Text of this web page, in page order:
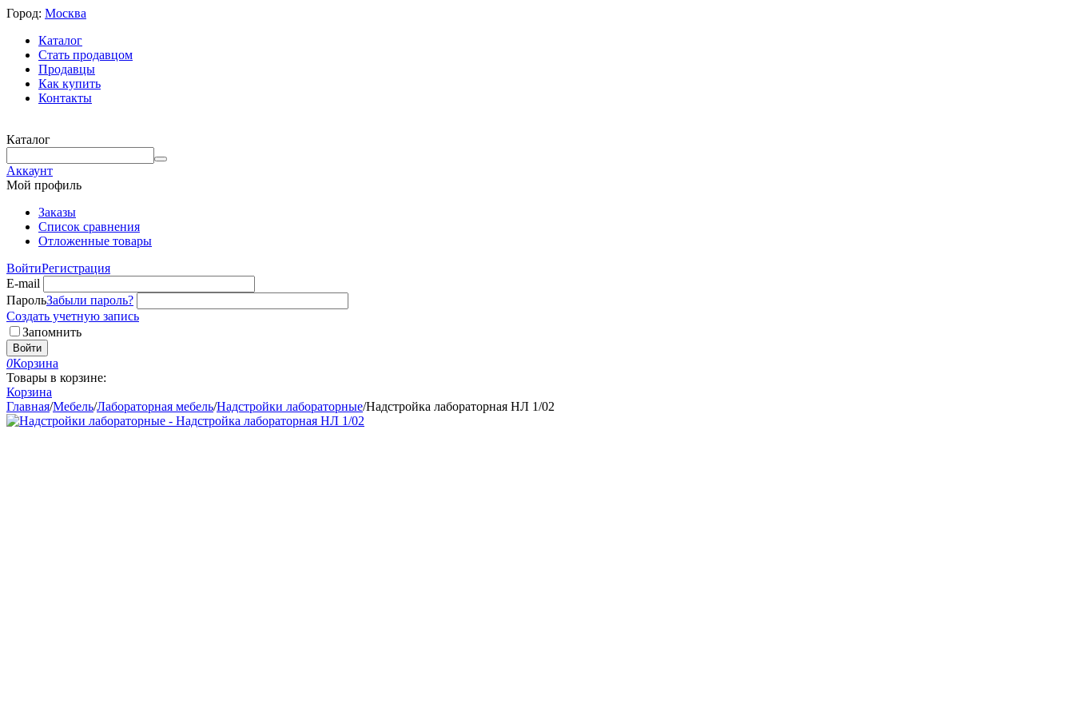
Город: Москва
Каталог
Стать продавцом
Продавцы
Как купить
Контакты
Каталог
Аккаунт
Мой профиль
Заказы
Список сравнения
Отложенные товары
ВойтиРегистрация
E-mail
ПарольЗабыли пароль?
Создать учетную запись
Запомнить
Войти
0Корзина
Товары в корзине:
Корзина
Главная/Мебель/Лабораторная мебель/Надстройки лабораторные/Надстройка лабораторная НЛ 1/02